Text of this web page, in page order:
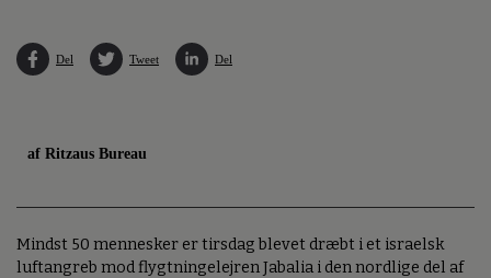
Del Tweet Del
af Ritzaus Bureau
Mindst 50 mennesker er tirsdag blevet dræbt i et israelsk
luftangreb mod flygtningelejren Jabalia i den nordlige del af